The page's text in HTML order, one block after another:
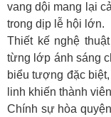
vang dội mang lại
trong dịp lễ hội lớn.
Thiết kế nghệ
từng lớp ánh sáng
biểu tượng đặc
linh khiến thành
Chính sự hòa